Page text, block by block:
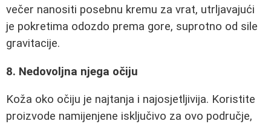
večer nanositi posebnu kremu za vrat, utrljavajući
je pokretima odozdo prema gore, suprotno od sile
gravitacije.
8. Nedovoljna njega očiju
Koža oko očiju je najtanja i najosjetljivija. Koristite
proizvode namijenjene isključivo za ovo područje,